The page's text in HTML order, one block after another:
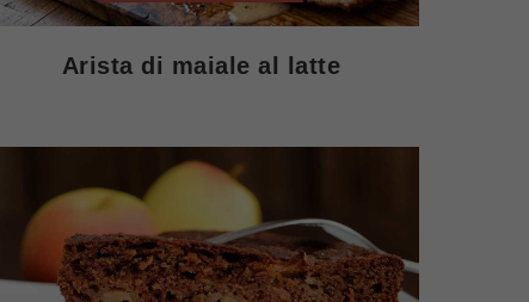
Arista di maiale al latte